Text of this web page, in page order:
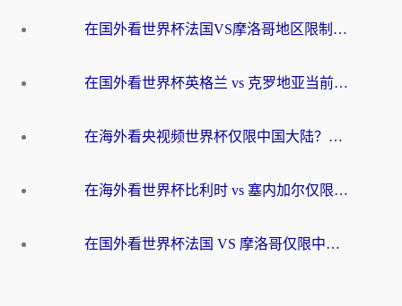
在国外看世界杯法国VS摩洛哥地区限制？这篇指南让你流畅看中文解说无压力
在国外看世界杯英格兰 vs 克罗地亚当前地区不可播放？这篇指南帮你搞定所有海外观赛难题
在海外看央视频世界杯仅限中国大陆？这篇指南帮你解锁中文解说+无卡顿直播
在海外看世界杯比利时 vs 塞内加尔仅限中国大陆？我找到了最流畅的中文解说之路
在国外看世界杯法国 VS 摩洛哥仅限中国大陆？海外党这样看中文解说赛事不卡顿